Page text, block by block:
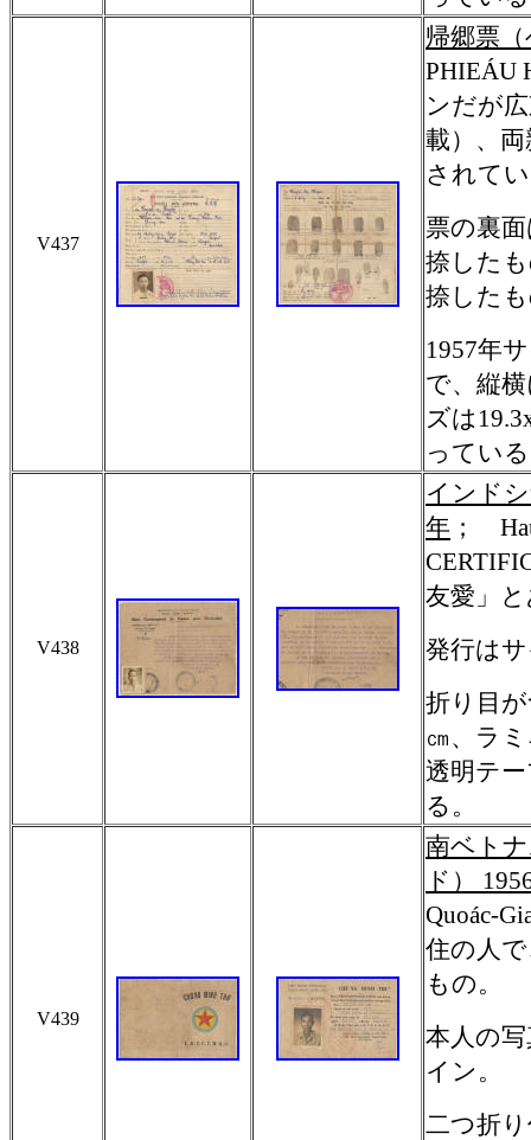
V437
帰郷票
PHIEÁU
ンだが
載）、
されて
票の裏
捺した
捺した
1957年
で、縦
ズは
ってい
V438
インド
年 ；
友愛」
発行は
折り目
㎝、ラ
透明テ
る。
V439
南ベト
ド）
Quoác-
住の人
もの。
本人の
イン。
二つ折